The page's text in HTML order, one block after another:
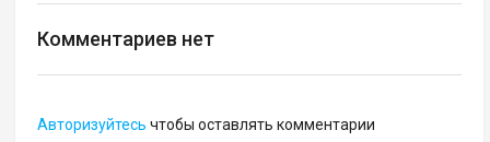
Комментариев нет
Авторизуйтесь чтобы оставлять комментарии